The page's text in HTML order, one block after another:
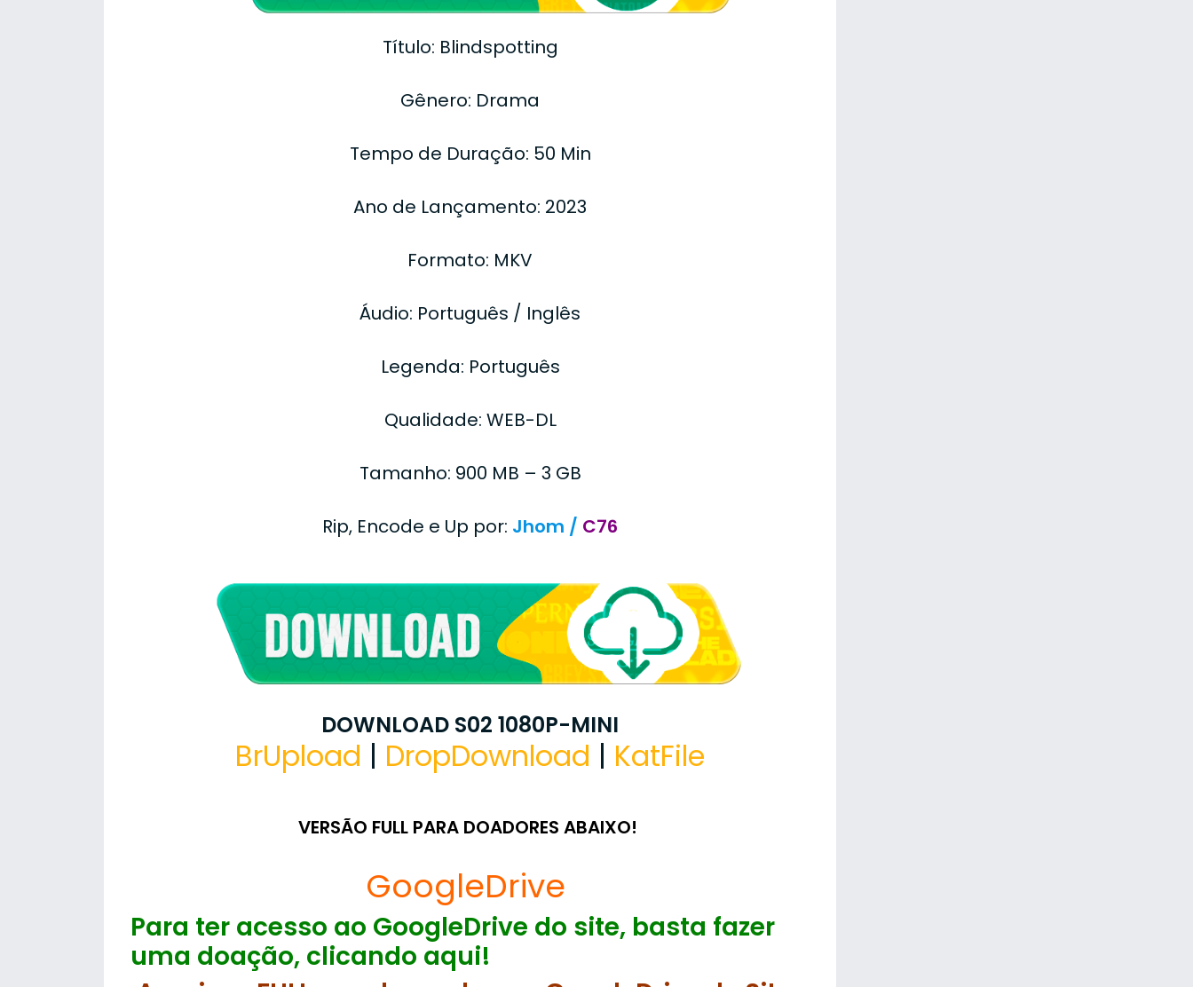
Título: Blindspotting
Gênero: Drama
Tempo de Duração: 50 Min
Ano de Lançamento: 2023
Formato: MKV
Áudio: Português / Inglês
Legenda: Português
Qualidade: WEB-DL
Tamanho: 900 MB – 3 GB
Rip, Encode e Up por: Jhom / C76
DOWNLOAD S02 1080P-MINI
BrUpload | DropDownload | KatFile
VERSÃO FULL PARA DOADORES ABAIXO!
GoogleDrive
Para ter acesso ao GoogleDrive do site, basta fazer
uma doação, clicando aqui!